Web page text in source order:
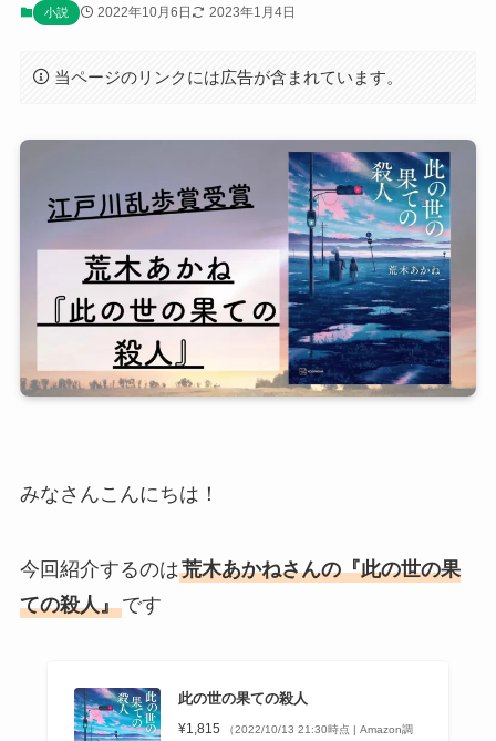
小説 2022年10月6日 2023年1月4日
当ページのリンクには広告が含まれています。
みなさんこんにちは！
今回紹介するのは荒木あかねさんの『此の世の果
ての殺人』です
此の世の果ての殺人
¥1,815
（2022/10/13 21:30時点 | Amazon調